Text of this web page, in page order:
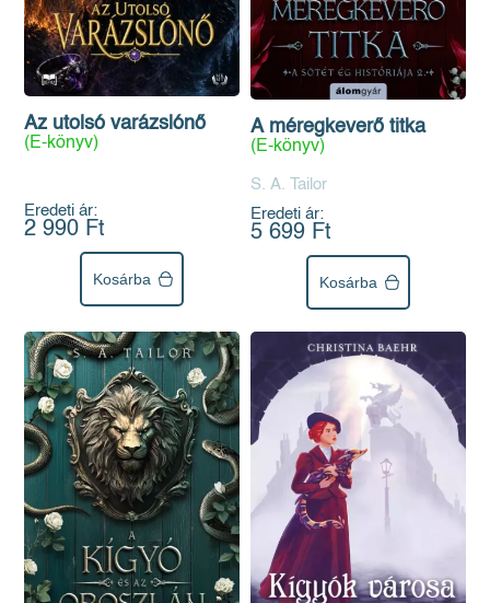
Az utolsó varázslónő
(E-könyv)
Eredeti ár:
2 990 Ft
Kosárba
A méregkeverő titka
(E-könyv)
S. A. Tailor
Eredeti ár:
5 699 Ft
Kosárba